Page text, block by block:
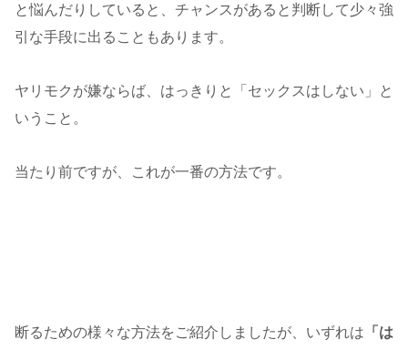
と悩んだりしていると、チャンスがあると判断して少々強
引な手段に出ることもあります。
ヤリモクが嫌ならば、はっきりと「セックスはしない」と
いうこと。
当たり前ですが、これが一番の方法です。
断るための様々な方法をご紹介しましたが、いずれは 「は